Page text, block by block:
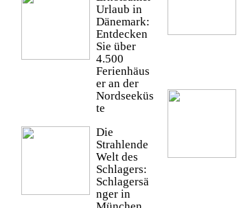
Urlaub in
Dänemark:
Entdecken
Sie über
4.500
Ferienhäus
er an der
Nordseeküs
te
Die
Strahlende
Welt des
Schlagers:
Schlagersä
nger in